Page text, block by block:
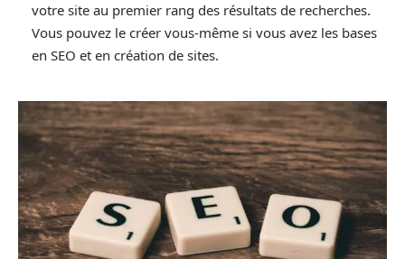
votre site au premier rang des résultats de recherches.
Vous pouvez le créer vous-même si vous avez les bases
en SEO et en création de sites.